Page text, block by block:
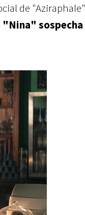
de "Aziraphale"
sospecha